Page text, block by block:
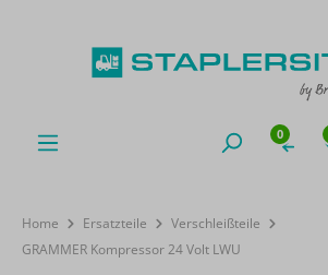
0
Home Ersatzteile
Verschleißteile
GRAMMER Kompressor 24 Volt LWU